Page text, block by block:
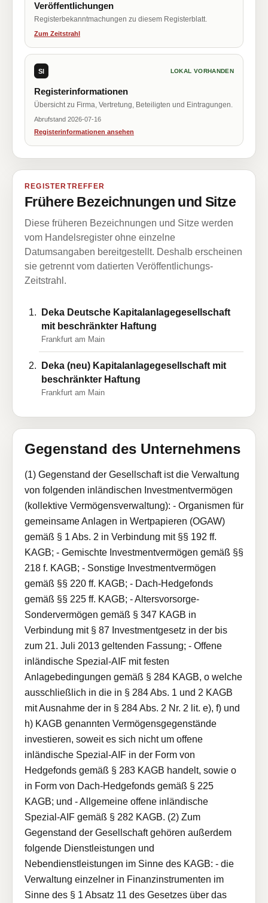
Veröffentlichungen
Registerbekanntmachungen zu diesem Registerblatt.
Zum Zeitstrahl
SI LOKAL VORHANDEN
Registerinformationen
Übersicht zu Firma, Vertretung, Beteiligten und Eintragungen.
Abrufstand 2026-07-16
Registerinformationen ansehen
REGISTERTREFFER
Frühere Bezeichnungen und Sitze
Diese früheren Bezeichnungen und Sitze werden
vom Handelsregister ohne einzelne
Datumsangaben bereitgestellt. Deshalb erscheinen
sie getrennt vom datierten Veröffentlichungs-
Zeitstrahl.
Deka Deutsche Kapitalanlagegesellschaft
mit beschränkter Haftung
Frankfurt am Main
Deka (neu) Kapitalanlagegesellschaft mit
beschränkter Haftung
Frankfurt am Main
Gegenstand des Unternehmens
(1) Gegenstand der Gesellschaft ist die Verwaltung
von folgenden inländischen Investmentvermögen
(kollektive Vermögensverwaltung): - Organismen für
gemeinsame Anlagen in Wertpapieren (OGAW)
gemäß § 1 Abs. 2 in Verbindung mit §§ 192 ff.
KAGB; - Gemischte Investmentvermögen gemäß §§
218 f. KAGB; - Sonstige Investmentvermögen
gemäß §§ 220 ff. KAGB; - Dach-Hedgefonds
gemäß §§ 225 ff. KAGB; - Altersvorsorge-
Sondervermögen gemäß § 347 KAGB in
Verbindung mit § 87 Investmentgesetz in der bis
zum 21. Juli 2013 geltenden Fassung; - Offene
inländische Spezial-AIF mit festen
Anlagebedingungen gemäß § 284 KAGB, o welche
ausschließlich in die in § 284 Abs. 1 und 2 KAGB
mit Ausnahme der in § 284 Abs. 2 Nr. 2 lit. e), f) und
h) KAGB genannten Vermögensgegenstände
investieren, soweit es sich nicht um offene
inländische Spezial-AIF in der Form von
Hedgefonds gemäß § 283 KAGB handelt, sowie o
in Form von Dach-Hedgefonds gemäß § 225
KAGB; und - Allgemeine offene inländische
Spezial-AIF gemäß § 282 KAGB. (2) Zum
Gegenstand der Gesellschaft gehören außerdem
folgende Dienstleistungen und
Nebendienstleistungen im Sinne des KAGB: - die
Verwaltung einzelner in Finanzinstrumenten im
Sinne des § 1 Absatz 11 des Gesetzes über das